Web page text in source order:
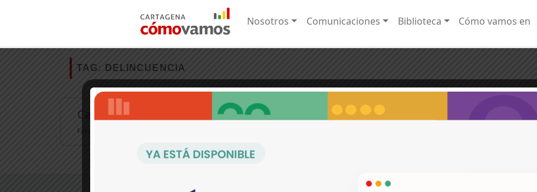
Nosotros Comunicaciones Biblioteca Cómo vamos en
TAG: DELINCUENCIA
Cartagena necesita más oportunidades para prevenir la delincuencia juvenil
Fotografía: El Universal Publicado en: Esta semana, el país ha sido testigo de hechos alarmantes que nos invitan a reflexionar. En Cartagena, una jo [...]